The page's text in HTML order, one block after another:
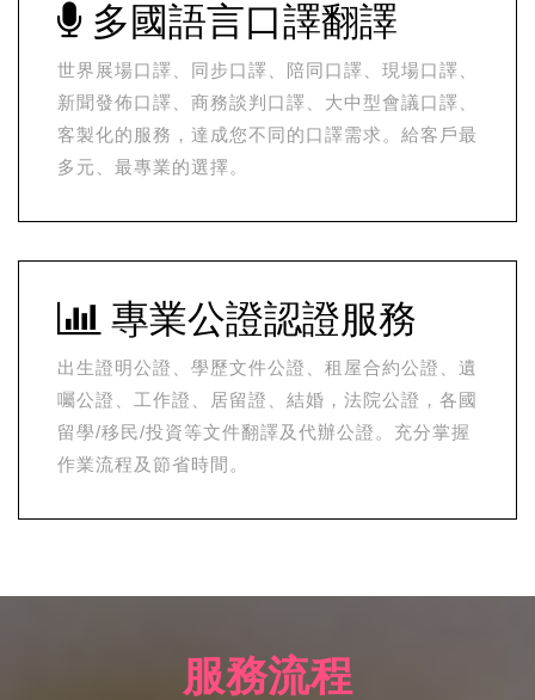
多國語言口譯翻譯
世界展場口譯、同步口譯、陪同口譯、現場口譯、
新聞發佈口譯、商務談判口譯、大中型會議口譯、
客製化的服務，達成您不同的口譯需求。給客戶最
多元、最專業的選擇。
專業公證認證服務
出生證明公證、學歷文件公證、租屋合約公證、遺
囑公證、工作證、居留證、結婚，法院公證，各國
留學/移民/投資等文件翻譯及代辦公證。充分掌握
作業流程及節省時間。
服務流程